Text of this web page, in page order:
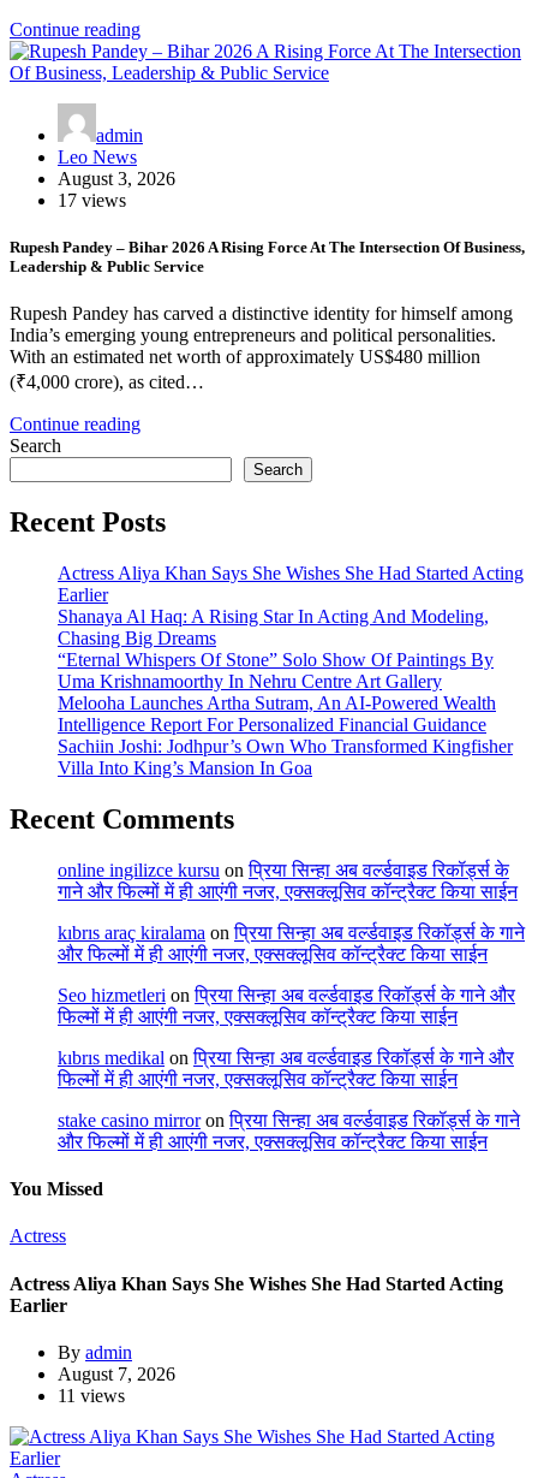
Continue reading
admin
Leo News
August 3, 2026
17 views
Rupesh Pandey – Bihar 2026 A Rising Force At The Intersection Of Business,
Leadership & Public Service
Rupesh Pandey has carved a distinctive identity for himself among
India’s emerging young entrepreneurs and political personalities.
With an estimated net worth of approximately US$480 million
(₹4,000 crore), as cited…
Continue reading
Search
Search
Recent Posts
Actress Aliya Khan Says She Wishes She Had Started Acting
Earlier
Shanaya Al Haq: A Rising Star In Acting And Modeling,
Chasing Big Dreams
“Eternal Whispers Of Stone” Solo Show Of Paintings By
Uma Krishnamoorthy In Nehru Centre Art Gallery
Melooha Launches Artha Sutram, An AI-Powered Wealth
Intelligence Report For Personalized Financial Guidance
Sachiin Joshi: Jodhpur’s Own Who Transformed Kingfisher
Villa Into King’s Mansion In Goa
Recent Comments
online ingilizce kursu onप्रिया सिन्हा अब वर्ल्डवाइड रिकॉर्ड्स के
गाने और फिल्मों में ही आएंगी नजर, एक्सक्लूसिव कॉन्ट्रैक्ट किया साईन
kıbrıs araç kiralama onप्रिया सिन्हा अब वर्ल्डवाइड रिकॉर्ड्स के गाने
और फिल्मों में ही आएंगी नजर, एक्सक्लूसिव कॉन्ट्रैक्ट किया साईन
Seo hizmetleri onप्रिया सिन्हा अब वर्ल्डवाइड रिकॉर्ड्स के गाने और
फिल्मों में ही आएंगी नजर, एक्सक्लूसिव कॉन्ट्रैक्ट किया साईन
kıbrıs medikal onप्रिया सिन्हा अब वर्ल्डवाइड रिकॉर्ड्स के गाने और
फिल्मों में ही आएंगी नजर, एक्सक्लूसिव कॉन्ट्रैक्ट किया साईन
stake casino mirroronप्रिया सिन्हा अब वर्ल्डवाइड रिकॉर्ड्स के गाने
और फिल्मों में ही आएंगी नजर, एक्सक्लूसिव कॉन्ट्रैक्ट किया साईन
You Missed
Actress
Actress Aliya Khan Says She Wishes She Had Started Acting
Earlier
By admin
August 7, 2026
11 views